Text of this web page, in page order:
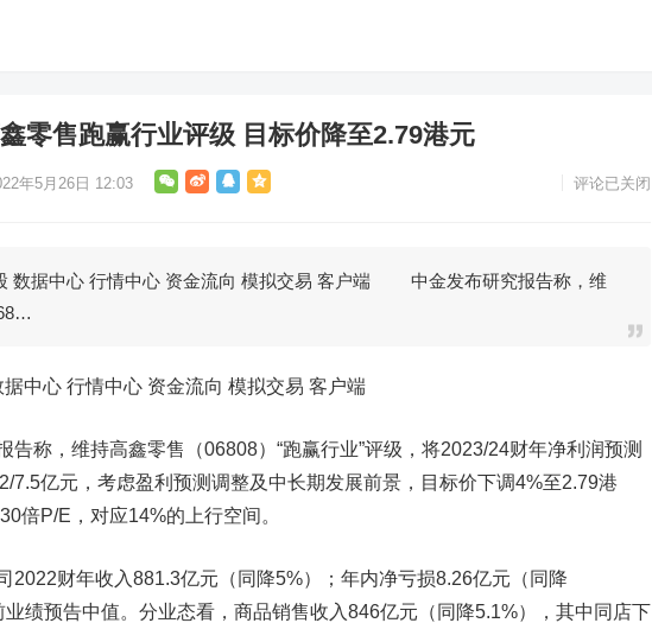
零售跑赢行业评级 目标价降至2.79港元
年5月26日 12:03 评论已关闭
数据中心 行情中心 资金流向 模拟交易 客户端 中金发布研究报告称，维
据中心 行情中心 资金流向 模拟交易 客户端
称，维持高鑫零售
（06808）“跑赢行业”评级，将2023/24财年净利润预测
7.5亿元，考虑盈利预测调整及中长期发展前景，目标价下调4%至2.79港
倍P/E，对应14%的上行空间。
财年收入881.3亿元（同降5%）；年内净亏损8.26亿元（同降
绩预告中值。分业态看，商品销售收入846亿元（同降5.1%），其中同店下